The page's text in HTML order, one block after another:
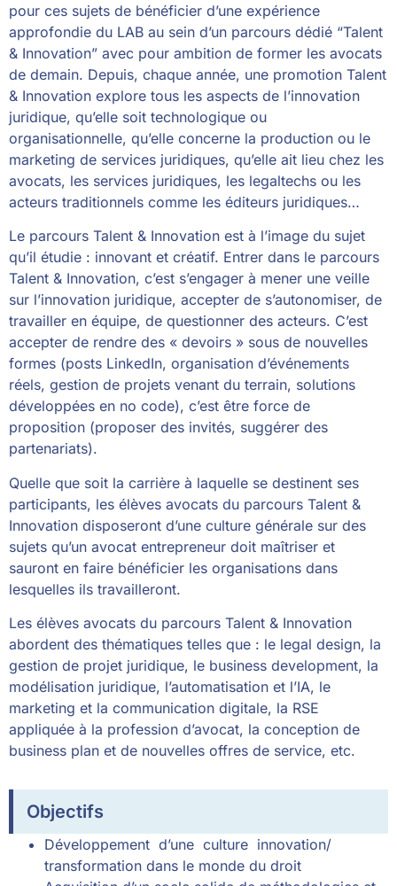
pour ces sujets de bénéficier d’une expérience
approfondie du LAB au sein d’un parcours dédié “Talent
& Innovation” avec pour ambition de former les avocats
de demain. Depuis, chaque année, une promotion Talent
& Innovation explore tous les aspects de l’innovation
juridique, qu’elle soit technologique ou
organisationnelle, qu’elle concerne la production ou le
marketing de services juridiques, qu’elle ait lieu chez les
avocats, les services juridiques, les legaltechs ou les
acteurs traditionnels comme les éditeurs juridiques…
Le parcours Talent & Innovation est à l’image du sujet
qu’il étudie : innovant et créatif. Entrer dans le parcours
Talent & Innovation, c’est s’engager à mener une veille
sur l’innovation juridique, accepter de s’autonomiser, de
travailler en équipe, de questionner des acteurs. C’est
accepter de rendre des « devoirs » sous de nouvelles
formes (posts LinkedIn, organisation d’événements
réels, gestion de projets venant du terrain, solutions
développées en no code), c’est être force de
proposition (proposer des invités, suggérer des
partenariats).
Quelle que soit la carrière à laquelle se destinent ses
participants, les élèves avocats du parcours Talent &
Innovation disposeront d’une culture générale sur des
sujets qu’un avocat entrepreneur doit maîtriser et
sauront en faire bénéficier les organisations dans
lesquelles ils travailleront.
Les élèves avocats du parcours Talent & Innovation
abordent des thématiques telles que : le legal design, la
gestion de projet juridique, le business development, la
modélisation juridique, l’automatisation et l’IA, le
marketing et la communication digitale, la RSE
appliquée à la profession d’avocat, la conception de
business plan et de nouvelles offres de service, etc.
Objectifs
Développement d’une culture innovation/
transformation dans le monde du droit